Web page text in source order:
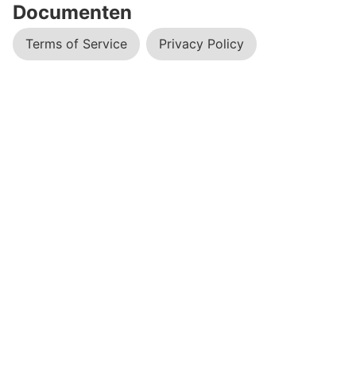
Documenten
Terms of Service Privacy Policy